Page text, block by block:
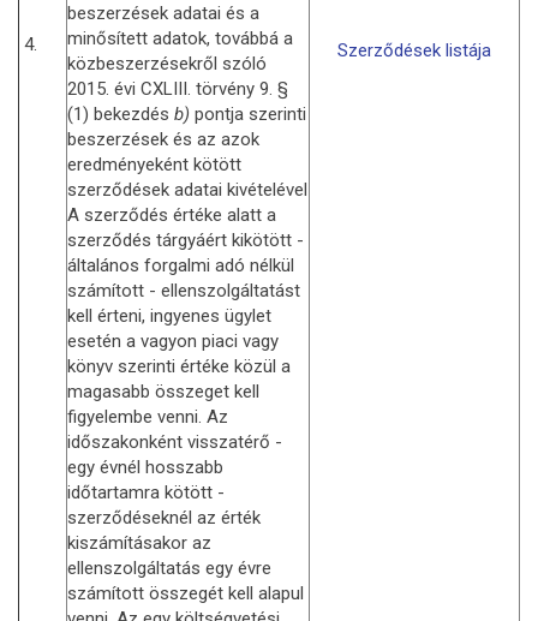
4.
beszerzések adatai és a
minősített adatok, továbbá a
közbeszerzésekről szóló
2015. évi CXLIII. törvény 9. §
(1) bekezdés b) pontja szerinti
beszerzések és az azok
eredményeként kötött
szerződések adatai kivételével
A szerződés értéke alatt a
szerződés tárgyáért kikötött -
általános forgalmi adó nélkül
számított - ellenszolgáltatást
kell érteni, ingyenes ügylet
esetén a vagyon piaci vagy
könyv szerinti értéke közül a
magasabb összeget kell
figyelembe venni. Az
időszakonként visszatérő -
egy évnél hosszabb
időtartamra kötött -
szerződéseknél az érték
kiszámításakor az
ellenszolgáltatás egy évre
számított összegét kell alapul
Szerződések listája